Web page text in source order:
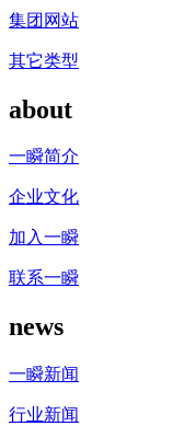
集团网站
其它类型
about
一瞬简介
企业文化
加入一瞬
联系一瞬
news
一瞬新闻
行业新闻